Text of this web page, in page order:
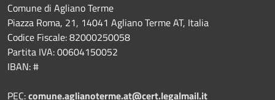
Comune di Agliano Terme
Piazza Roma, 21, 14041 Agliano Terme AT, Italia
Codice Fiscale: 82000250058
Partita IVA: 00604150052
IBAN: #
PEC:comune.aglianoterme.at@cert.legalmail.it